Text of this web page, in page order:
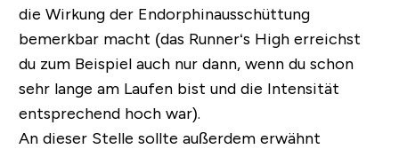
die Wirkung der Endorphinausschüttung
bemerkbar macht (das Runner‘s Higherreichst
du zum Beispiel auch nur dann, wenn du schon
sehr lange am Laufen bist und die Intensität
entsprechend hoch war).
An dieser Stelle sollte außerdem erwähnt